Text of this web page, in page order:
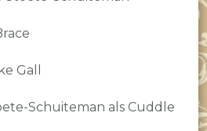
Gall
Schuiteman als Cuddle